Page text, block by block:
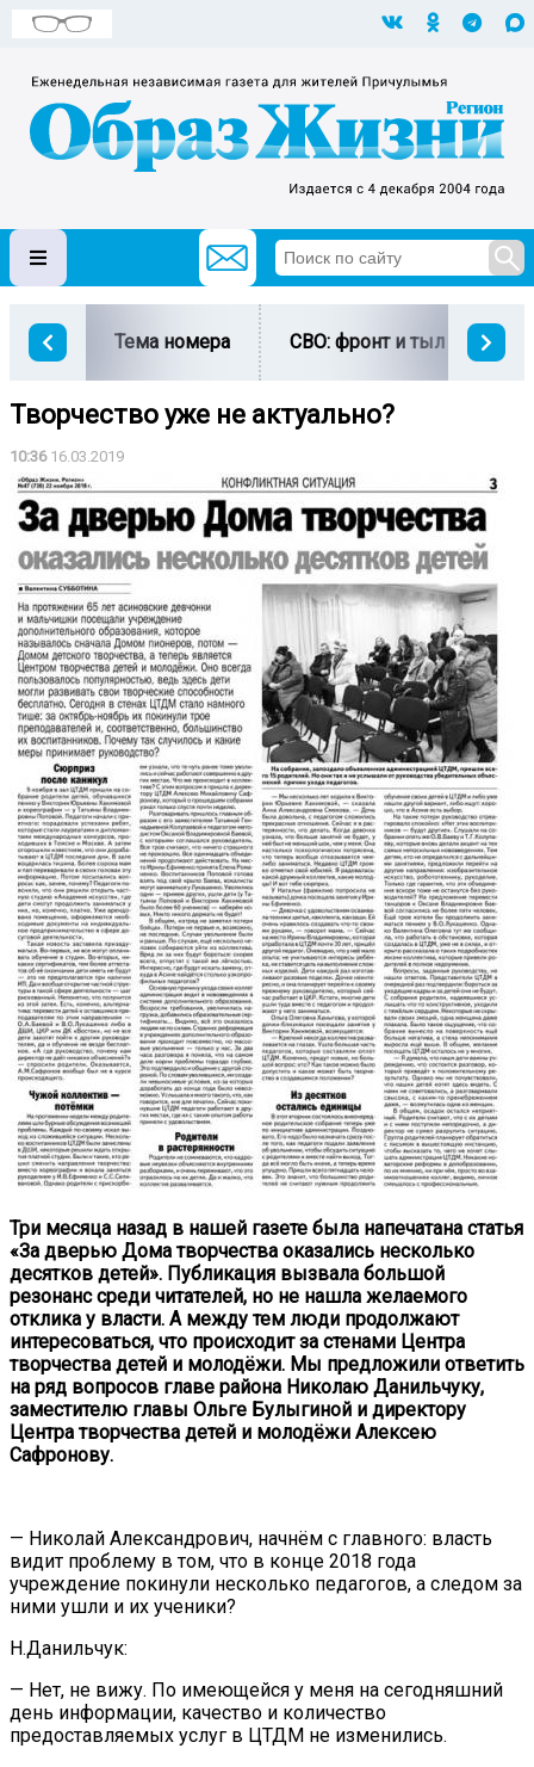
Тема номера СВО: фронт и тыл
Творчество уже не актуально?
10:3616.03.2019
Три месяца назад в нашей газете была напечатана статья
«За дверью Дома творчества оказались несколько
десятков детей». Публикация вызвала большой
резонанс среди читателей, но не нашла желаемого
отклика у власти. А между тем люди продолжают
интересоваться, что происходит за стенами Центра
творчества детей и молодёжи. Мы предложили ответить
на ряд вопросов главе района Николаю Данильчуку,
заместителю главы Ольге Булыгиной и директору
Центра творчества детей и молодёжи Алексею
Сафронову.
— Николай Александрович, начнём с главного: власть
видит проблему в том, что в конце 2018 года
учреждение покинули несколько педагогов, а следом за
ними ушли и их ученики?
Н.Данильчук:
— Нет, не вижу. По имеющейся у меня на сегодняшний
день информации, качество и количество
предоставляемых услуг в ЦТДМ не изменились.